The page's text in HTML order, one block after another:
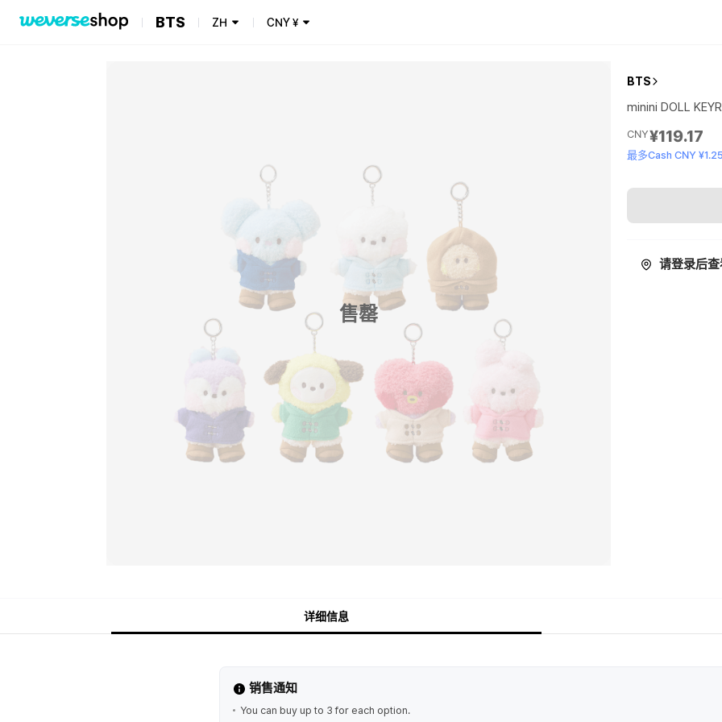
BTS ZH CNY¥
售罄
BTS
minini DOLL
CNY¥119.17
最多Cash CNY
请登录后
详细信息
销售通知
You can buy up to 3 for each option.